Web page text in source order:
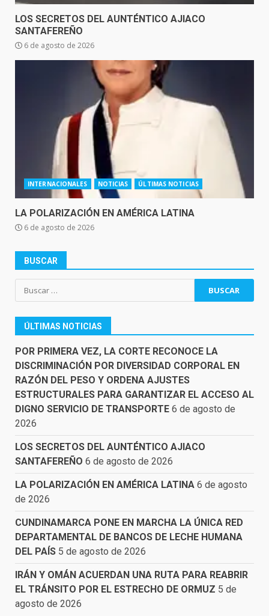
LOS SECRETOS DEL AUNTÉNTICO AJIACO
SANTAFEREÑO
6 de agosto de 2026
INTERNACIONALES NOTICIAS ÚLTIMAS NOTICIAS
LA POLARIZACIÓN EN AMÉRICA LATINA
6 de agosto de 2026
BUSCAR
Buscar:
ÚLTIMAS NOTICIAS
POR PRIMERA VEZ, LA CORTE RECONOCE LA
DISCRIMINACIÓN POR DIVERSIDAD CORPORAL EN
RAZÓN DEL PESO Y ORDENA AJUSTES
ESTRUCTURALES PARA GARANTIZAR EL ACCESO AL
DIGNO SERVICIO DE TRANSPORTE 6 de agosto de
2026
LOS SECRETOS DEL AUNTÉNTICO AJIACO
SANTAFEREÑO 6 de agosto de 2026
LA POLARIZACIÓN EN AMÉRICA LATINA 6 de agosto
de 2026
CUNDINAMARCA PONE EN MARCHA LA ÚNICA RED
DEPARTAMENTAL DE BANCOS DE LECHE HUMANA
DEL PAÍS 5 de agosto de 2026
IRÁN Y OMÁN ACUERDAN UNA RUTA PARA REABRIR
EL TRÁNSITO POR EL ESTRECHO DE ORMUZ 5 de
agosto de 2026